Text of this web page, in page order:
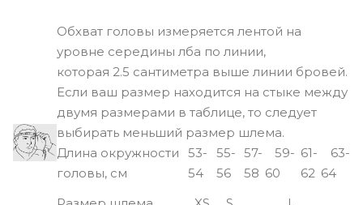
Обхват головы измеряется лентой на
уровне середины лба по линии,
которая 2.5 сантиметра выше линии бровей.
Если ваш размер находится на стыке между
двумя размерами в таблице, то следует
выбирать меньший размер шлема.
Длина окружности
головы, см
53-
54
55-
56
57-
58
59-
60
61-
62
63-
64